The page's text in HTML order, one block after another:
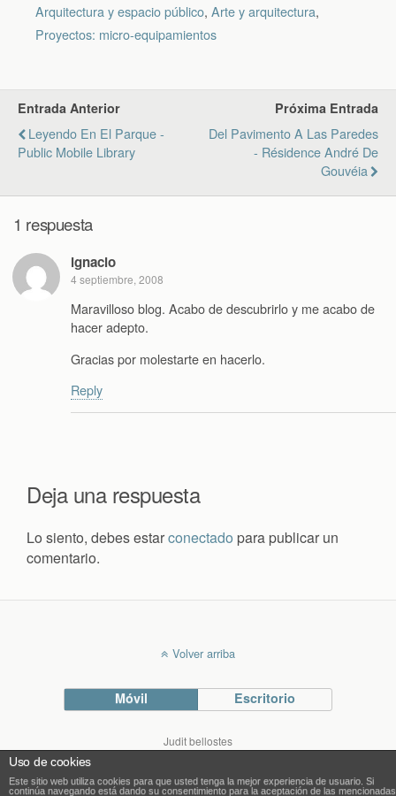
Arquitectura y espacio público, Arte y arquitectura,
Proyectos: micro-equipamientos
Entrada Anterior
Leyendo En El Parque -
Public Mobile Library
Próxima Entrada
Del Pavimento A Las Paredes
- Résidence André De
Gouvéia
1 respuesta
ignacio
4 septiembre, 2008
Maravilloso blog. Acabo de descubrirlo y me acabo de
hacer adepto.
Gracias por molestarte en hacerlo.
Reply
Deja una respuesta
Lo siento, debes estarconectado para publicar un
comentario.
Volver arriba
Móvil Escritorio
Judit bellostes
Blog de arquitectura
Uso de cookies
Este sitio web utiliza cookies para que usted tenga la mejor experiencia de usuario. Si
continúa navegando está dando su consentimiento para la aceptación de las mencionadas